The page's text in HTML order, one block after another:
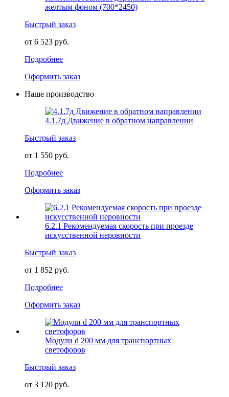
желтым фоном (700*2450)
Быстрый заказ
от 6 523 руб.
Подробнее
Оформить заказ
Наше производство
4.1.7д Движение в обратном направлении
Быстрый заказ
от 1 550 руб.
Подробнее
Оформить заказ
6.2.1 Рекомендуемая скорость при проезде
искусственной неровности
Быстрый заказ
от 1 852 руб.
Подробнее
Оформить заказ
Модули d 200 мм для транспортных
светофоров
Быстрый заказ
от 3 120 руб.